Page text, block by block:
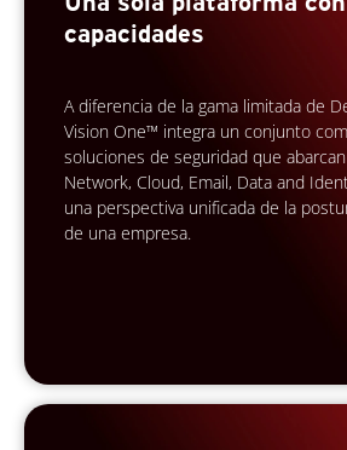
capacidades
A diferencia de la gama limitada de
Vision One™ integra un conjunto
soluciones de seguridad que
Network, Cloud, Email, Data and
una perspectiva unificada de la
de una empresa.